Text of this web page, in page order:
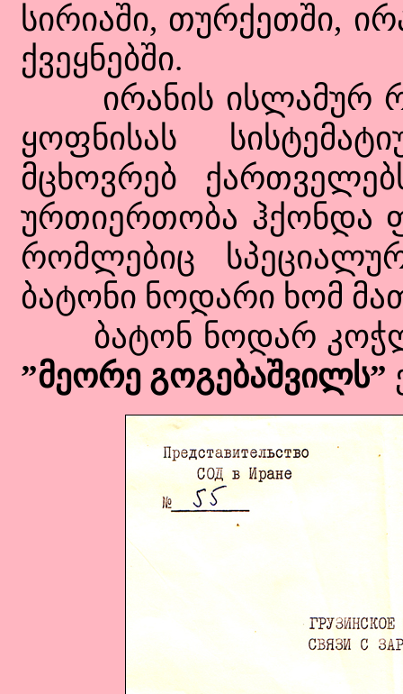
სირიაში, თურქეთში,
ქვეყნებში.
ირანის ისლამურ
ყოფნისას
მცხოვრებ
ურთიერთობა ჰქონდა
რომლებიც
ბატონი ნოდარი ხომ
ბატონ ნოდარ
”მეორე გოგებაშვილს”